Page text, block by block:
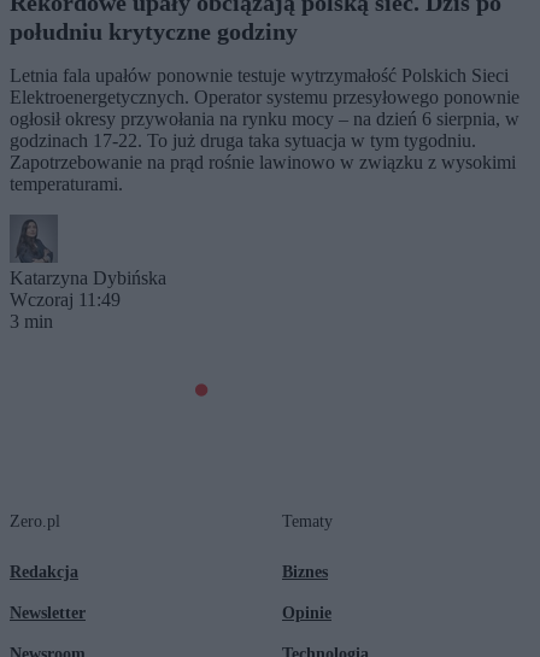
południu krytyczne godziny
Letnia fala upałów ponownie testuje wytrzymałość Polskich Sieci
Elektroenergetycznych. Operator systemu przesyłowego ponownie
ogłosił okresy przywołania na rynku mocy – na dzień 6 sierpnia, w
godzinach 17-22. To już druga taka sytuacja w tym tygodniu.
Zapotrzebowanie na prąd rośnie lawinowo w związku z wysokimi
temperaturami.
Katarzyna Dybińska
Wczoraj 11:49
3 min
Zero.pl
Redakcja
Newsletter
Tematy
Biznes
Opinie